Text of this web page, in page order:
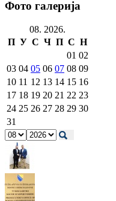
Фото галерија
08. 2026.
П У С Ч П С Н
01 02
03 04 05 06 07 08 09
10 11 12 13 14 15 16
17 18 19 20 21 22 23
24 25 26 27 28 29 30
31